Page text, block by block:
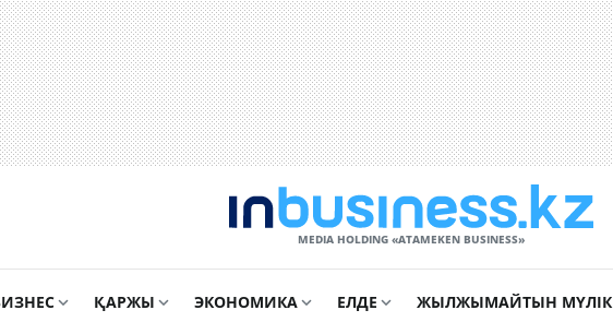
MEDIA HOLDING «ATAMEKЕN BUSINESS»
ҚАРЖЫ ЭКОНОМИКА ЕЛДЕ ЖЫЛЖЫМАЙТЫН МҮЛІК